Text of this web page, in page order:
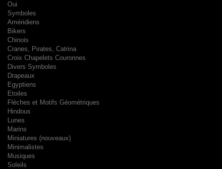
Oui
Symboles
Améridiens
Bikers
Chinois
Cranes, Pirates, Catrina
Croix Chapelets Couronnes
Divers Symboles
Drapeaux
Egyptiens
Etoiles
Flèches et Motifs Géométriques
Hindous
Lunes
Marins
Miniatures (nouveaux)
Minimalistes
Musiques
Soleils